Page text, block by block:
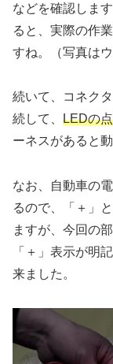
などを確認しま
ると、実際の作
すね。（写真は
続いて、コネク
続して、 LEDの
ーネスがあると
なお、自動車の
るので、「＋」
ますが、今回の
「＋」表示が明
来ました。